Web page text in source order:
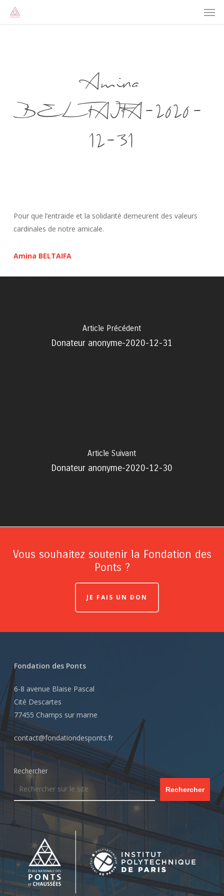
Amina
BELTAIFA-2020-
12-31
Pour que l’entraide et la solidarité demeurent des valeurs
cardinales de notre amicale.
Amina BELTAIFA
Article Précédent
Donateur anonyme-2020-12-31
Article Suivant
Donateur anonyme-2020-12-30
Vous souhaitez soutenir la Fondation des
Ponts ?
JE FAIS UN DON
Fondation des Ponts
6-8 avenue Blaise Pascal
Cité Descartes
77455 Champs sur marne
contact@fondationdesponts.fr
Rechercher
Rechercher